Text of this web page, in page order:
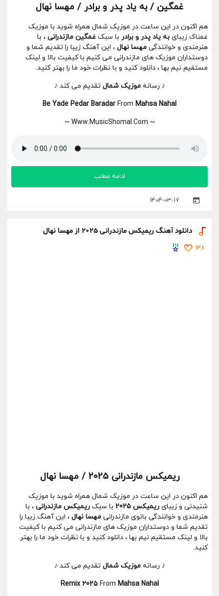
غمگین / به یاد پدر و برادر / مهسا نهال
هم اکنون در این ساعت در موزیک شمال همراه شوید با موزیک
غمناک زیبای به یاد پدر و برادر با سبک غمگین مازندرانی ، با
هنرمندی و خوانندگی مهسا نهال ، این آهنگ زیبا را تقدیم شما و
دوستداران موزیک های مازندرانی می کنیم با کیفیت بالا و لینک
مستقیم نیم بها ، دانلود کنید و با نظرات خود ما را بهتر کنید.
♪ رسانهموزیک شمال تقدیم می کند ♪
Be Yade Pedar Baradar From Mahsa Nahal
~ Www.MusicShomal.Com ~
1404-03-17
ادامه مطلب
دانلود آهنگ ریمیکس مازندرانی 2025 از مهسا نهال
138
ریمیکس مازندرانی 2025 / مهسا نهال
هم اکنون در این ساعت در موزیک شمال همراه شوید با موزیک
شنیدنی و زیبای ریمیکس 2025 با سبک ریمیکس مازندرانی ، با
هنرمندی و خوانندگی بانوی مازندرانی مهسا نهال ، این آهنگ زیبا را
تقدیم شما و دوستداران موزیک های مازندرانی می کنیم با کیفیت
بالا و لینک مستقیم نیم بها ، دانلود کنید و با نظرات خود ما را بهتر
کنید.
♪ رسانهموزیک شمال تقدیم می کند ♪
Remix 2025From Mahsa Nahal